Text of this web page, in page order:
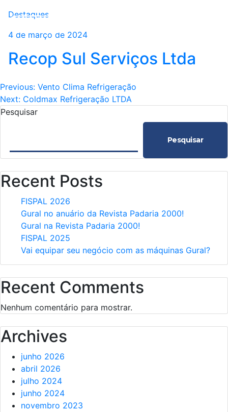
Destaques
4 de março de 2024
Recop Sul Serviços Ltda
Navegação
de
Previous: Vento Clima Refrigeração
Next: Coldmax Refrigeração LTDA
Pesquisar
Pesquisar
Recent Posts
FISPAL 2026
Gural no anuário da Revista Padaria 2000!
Gural na Revista Padaria 2000!
FISPAL 2025
Vai equipar seu negócio com as máquinas Gural?
Recent Comments
Nenhum comentário para mostrar.
Archives
junho 2026
abril 2026
julho 2024
junho 2024
novembro 2023